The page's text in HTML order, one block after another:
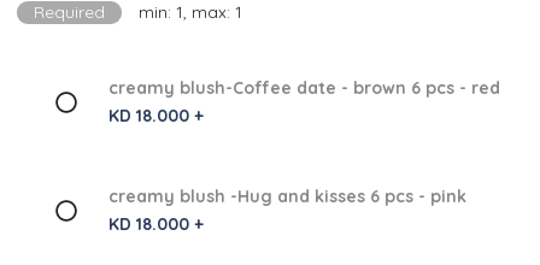
Required min: 1, max: 1
creamy blush-Coffee date - brown 6 pcs - red
KD 18.000 +
creamy blush -Hug and kisses 6 pcs - pink
KD 18.000 +